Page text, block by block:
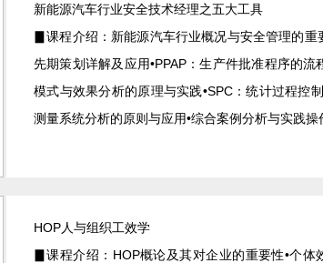
新能源汽车行业安全技术经理之五大工具
▊课程介绍：新能源汽车行业概况与安全管理的重
先期策划详解及应用•PPAP：生产件批准程序的流
模式与效果分析的原理与实践•SPC：统计过程控
测量系统分析的原则与应用•综合案例分析与实践操
HOP人与组织工效学
▊课程介绍：HOP概论及其对企业的重要性•个体